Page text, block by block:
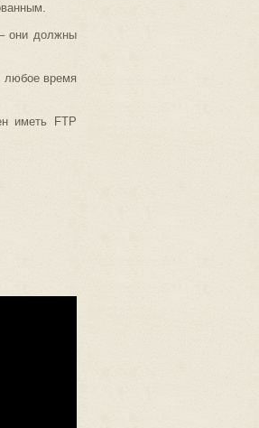
они должны
любое время
иметь FTP